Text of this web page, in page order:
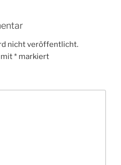
nicht veröffentlicht.
mit* markiert